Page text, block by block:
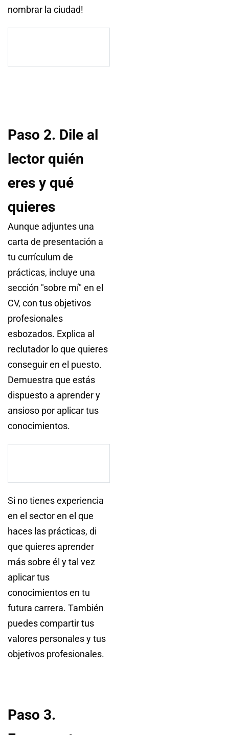
nombrar la ciudad!
Paso 2. Dile al
lector quién
eres y qué
quieres
Aunque adjuntes una
carta de presentación a
tu currículum de
prácticas, incluye una
sección "sobre mí" en el
CV, con tus objetivos
profesionales
esbozados. Explica al
reclutador lo que quieres
conseguir en el puesto.
Demuestra que estás
dispuesto a aprender y
ansioso por aplicar tus
conocimientos.
Si no tienes experiencia
en el sector en el que
haces las prácticas, di
que quieres aprender
más sobre él y tal vez
aplicar tus
conocimientos en tu
futura carrera. También
puedes compartir tus
valores personales y tus
objetivos profesionales.
Paso 3.